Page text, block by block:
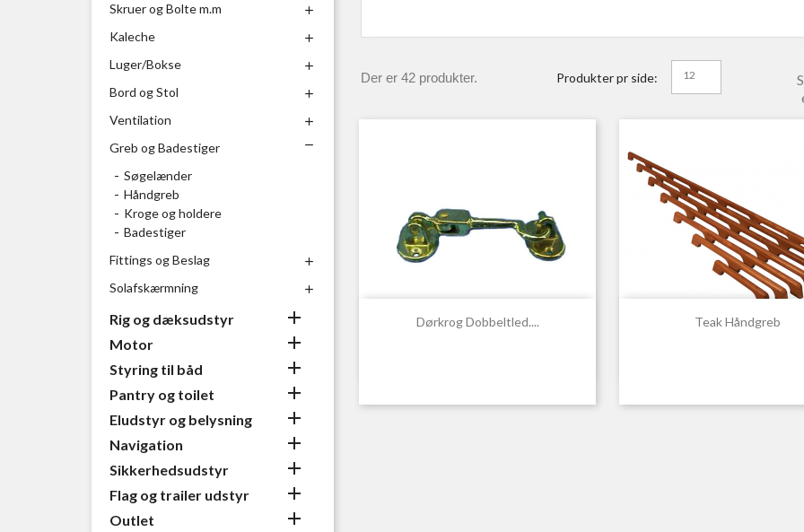
Skruer og Bolte m.m 
Kaleche 
Luger/Bokse 
Bord og Stol 
Ventilation 
Greb og Badestiger 
Søgelænder
Håndgreb
Kroge og holdere
Badestiger
Fittings og Beslag

Solafskærmning 
Rig og dæksudstyr 
Motor 
Styring til båd 
Pantry og toilet 
Eludstyr og belysning 
Navigation 
Sikkerhedsudstyr 
Flag og trailer udstyr 
Outlet 
Der er 42 produkter. Produkter pr side: 12
Dørkrog Dobbeltled....
Hurtigvisning Teak Håndgreb
Hurtigvisning